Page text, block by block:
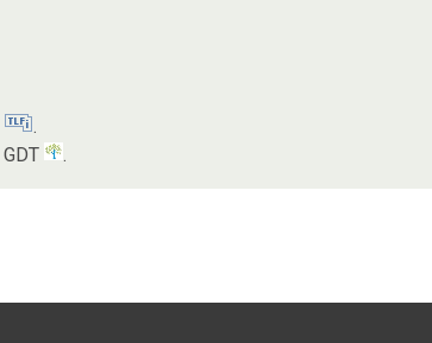
.
.